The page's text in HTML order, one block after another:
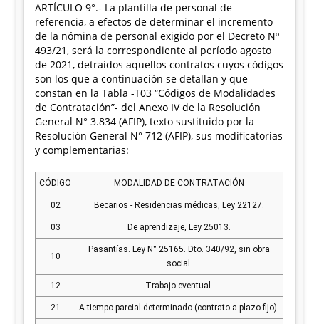
ARTÍCULO 9°.- La plantilla de personal de
referencia, a efectos de determinar el incremento
de la nómina de personal exigido por el Decreto Nº
493/21, será la correspondiente al período agosto
de 2021, detraídos aquellos contratos cuyos códigos
son los que a continuación se detallan y que
constan en la Tabla -T03 “Códigos de Modalidades
de Contratación”- del Anexo IV de la Resolución
General N° 3.834 (AFIP), texto sustituido por la
Resolución General N° 712 (AFIP), sus modificatorias
y complementarias:
CÓDIGO MODALIDAD DE CONTRATACIÓN
02 Becarios - Residencias médicas, Ley 22127.
03 De aprendizaje, Ley 25013.
10
Pasantías. Ley N° 25165. Dto. 340/92, sin obra
social.
12 Trabajo eventual.
21 A tiempo parcial determinado (contrato a plazo fijo).